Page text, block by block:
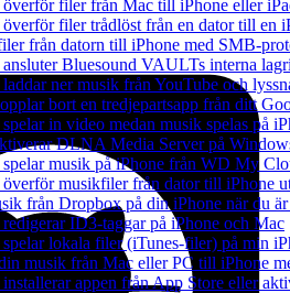
filer från Mac till iPhone eller
filer trådlöst från en dator till en
från datorn till iPhone med SMB-
Bluesound VAULTs interna
ner musik från YouTube och
bort en tredjepartsapp från ditt
in video medan musik spelas på
DLNA Media Server på
musik på iPhone från WD My
musikfiler från dator till iPhone
från Dropbox på din iPhone när du
ID3-taggar på iPhone och Mac
lokala filer (iTunes-filer) på min
musik från Mac eller PC till iPhone
appen från App Store eller